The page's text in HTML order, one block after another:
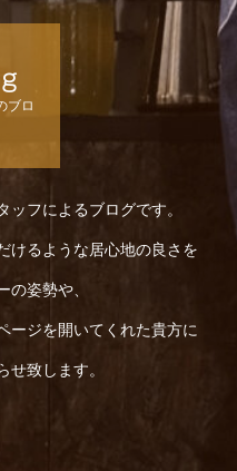
ブロ
フによるブログです。
けるような居心地の良さを
の姿勢や、
ージを開いてくれた貴方に
せ致します。